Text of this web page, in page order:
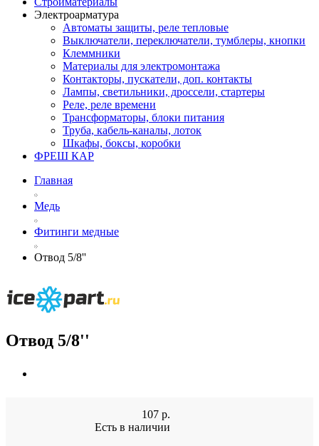
Электроарматура
Автоматы защиты, реле тепловые
Выключатели, переключатели, тумблеры, кнопки
Клеммники
Материалы для электромонтажа
Контакторы, пускатели, доп. контакты
Лампы, светильники, дроссели, стартеры
Реле, реле времени
Трансформаторы, блоки питания
Труба, кабель-каналы, лоток
Шкафы, боксы, коробки
ФРЕШ КАР
Главная
Медь
Фитинги медные
Отвод 5/8''
Отвод 5/8''
107 р.
Есть в наличии